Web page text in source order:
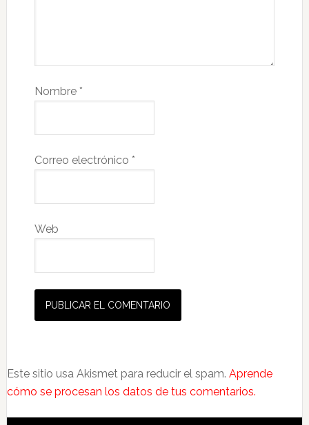
Nombre *
Correo electrónico *
Web
Este sitio usa Akismet para reducir el spam. Aprende
cómo se procesan los datos de tus comentarios.